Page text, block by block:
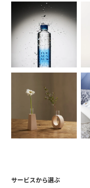
サービスから選ぶ